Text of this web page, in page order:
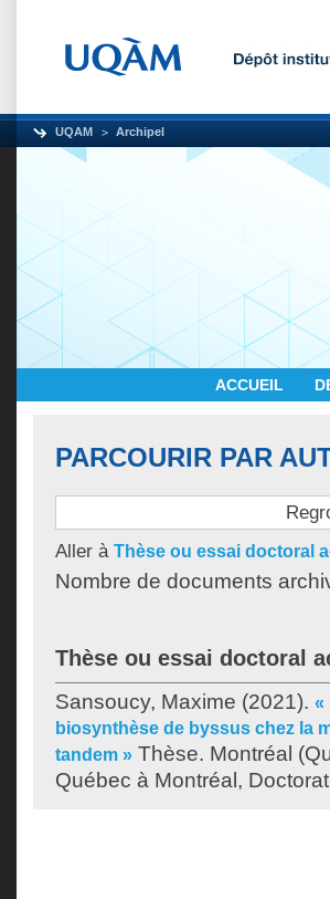
UQAM Archipel
ACCUEIL
PARCOURIR PAR
Aller à Thèse ou essai doctoral
Nombre de documents
Thèse ou essai doctoral
Sansoucy, Maxime (2021). «
biosynthèse de byssus chez la
tandem » Thèse. Montréal
Québec à Montréal,